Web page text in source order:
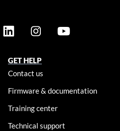
GET HELP
Contact us
Firmware & documentation
Training center
Technical support